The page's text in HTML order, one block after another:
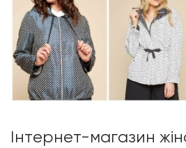
Інтернет-магазин